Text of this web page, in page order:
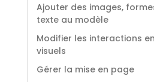
Ajouter des images,
texte au modèle
Modifier les interactions
visuels
Gérer la mise en page